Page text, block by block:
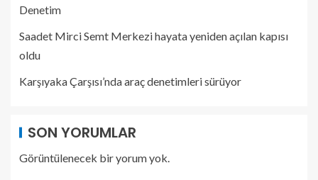
Denetim
Saadet Mirci Semt Merkezi hayata yeniden açılan kapısı
oldu
Karşıyaka Çarşısı’nda araç denetimleri sürüyor
SON YORUMLAR
Görüntülenecek bir yorum yok.